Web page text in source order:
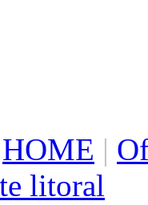
HOME |
litoral